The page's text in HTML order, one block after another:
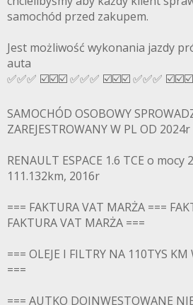
samochód przed zakupem.
Jest możliwość wykonania jazdy
auta
✅✅✅ ☑️☑️☑️ ✅✅✅ ☑️☑️☑️ ✅✅✅ ☑️☑️☑️
SAMOCHÓD OSOBOWY
ZAREJESTROWANY W PL OD 2024r
RENAULT ESPACE 1.6 TCE o
111.132km, 2016r
=== FAKTURA VAT MARŻA ===
FAKTURA VAT MARŻA ===
=== OLEJE I FILTRY NA 110TYS
===
=== AUTKO DOINWESTOWANE